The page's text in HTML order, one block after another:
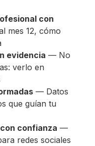
con
mes 12, cómo
evidencia — No
verlo en
— Datos
que guían tu
confianza —
redes sociales